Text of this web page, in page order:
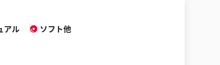
アル
ソフト他